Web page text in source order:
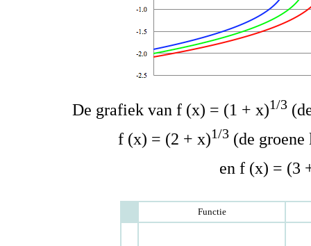
De grafiek van f (x) = (1 + x)1/3
f (x) = (2 + x)1/3 (de
en f (x) = (3
Functie